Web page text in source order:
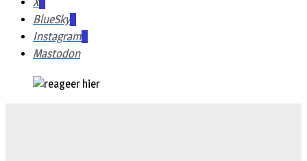
BlueSky
Instagram
Mastodon